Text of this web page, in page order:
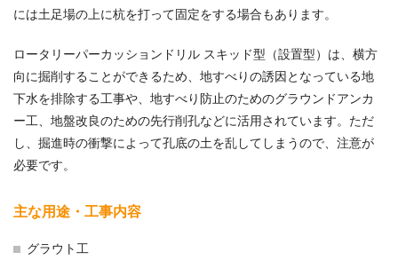
には土足場の上に杭を打って固定をする場合もあります。
ロータリーパーカッションドリル スキッド型（設置型）は、横方
向に掘削することができるため、地すべりの誘因となっている地
下水を排除する工事や、地すべり防止のためのグラウンドアンカ
ー工、地盤改良のための先行削孔などに活用されています。ただ
し、掘進時の衝撃によって孔底の土を乱してしまうので、注意が
必要です。
主な用途・工事内容
グラウト工